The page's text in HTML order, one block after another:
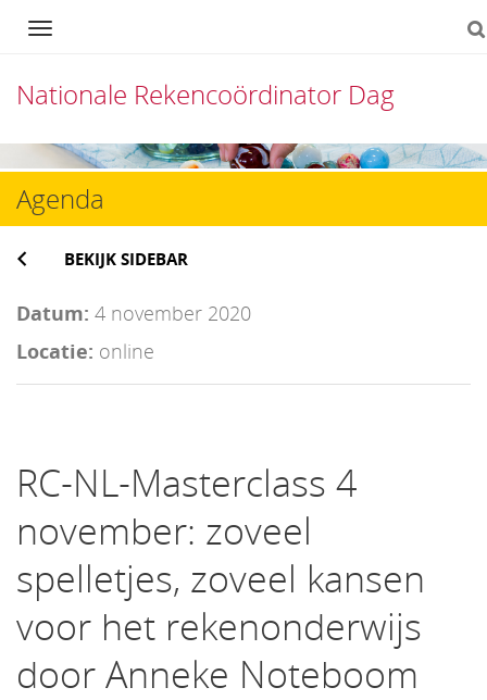
Navigation
Nationale Rekencoördinator Dag
Direct
naar
het
inhoud
Agenda
BEKIJK SIDEBAR
Datum: 4 november 2020
Locatie: online
RC-NL-Masterclass 4
november: zoveel
spelletjes, zoveel kansen
voor het rekenonderwijs
door Anneke Noteboom